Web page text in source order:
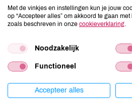
kortingen op producten van De Traay
En van elk verkocht product uit het
en Bee honest cosmetics doneert De
natuurwaarden op 2 biodynamische
PETcast Kunsthal
Met de vinkjes en instellingen kun je jouw
op “Accepteer alles” om akkoord te gaan
zoals beschreven in onze cookieverklaring
Noodzakelijk
Functioneel
Accepteer alles